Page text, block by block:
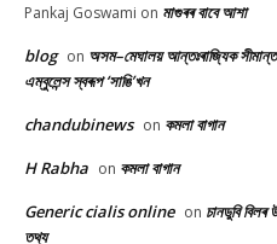
Pankaj Goswami on মাগুৰৰ বাবে আশা
blog on অসম–মেঘালয় আন্তঃৰাজ্যিক
এম্বুলেন্স স্বৰূপ ‘সাঙি’খন
chandubinews on কমলা বাগান
H Rabha on কমলা বাগান
Generic cialis online on চানডুবি
তথ্য